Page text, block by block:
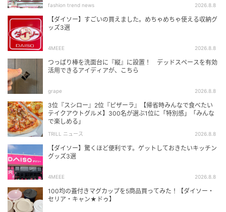
fashion trend news 2026.8.8
【ダイソー】すごいの買えました。めちゃめちゃ使える収納グ
ッズ3選
4MEEE 2026.8.8
つっぱり棒を洗面台に『縦』に設置！ デッドスペースを有効
活用できるアイディアが、こちら
grape 2026.8.8
3位『スシロー』2位『ピザーラ』【帰省時みんなで食べたい
テイクアウトグルメ】300名が選ぶ1位に「特別感」「みんな
で楽しめる」
TRILL ニュース 2026.8.8
【ダイソー】驚くほど便利です。ゲットしておきたいキッチン
グッズ3選
4MEEE 2026.8.8
100均の蓋付きマグカップを5商品買ってみた！【ダイソー・
セリア・キャン★ドゥ】